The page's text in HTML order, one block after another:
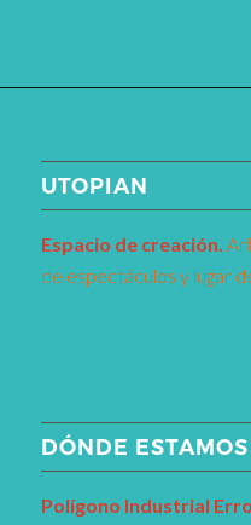
UTOPIAN
Espacio de creación.
de espectáculos y lugar
DÓNDE ESTAMOS
Polígono Industrial